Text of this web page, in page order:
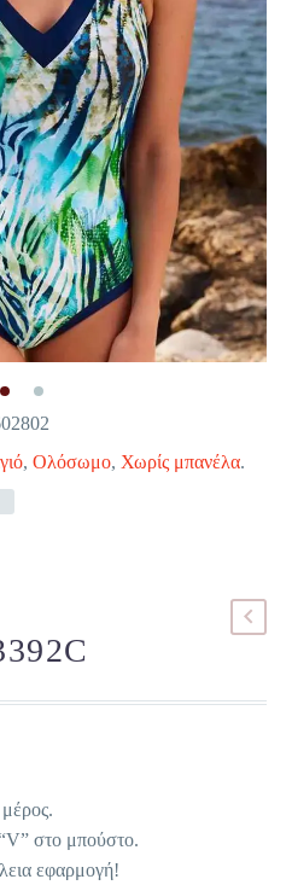
, Ολόσωμο, Χωρίς μπανέλα.
στο μπούστο.
εφαρμογή!